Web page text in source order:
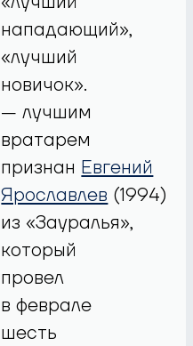
нападающий»,
«лучший
новичок».
— лучшим
вратарем
признан Евгений
Ярославлев (1994)
из «Зауралья»,
который
провел
в феврале
шесть